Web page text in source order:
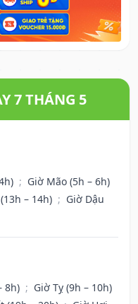
7 THÁNG 5
; Giờ Mão (5h – 6h)
– 14h) ; Giờ Dậu
8h) ; Giờ Tỵ (9h – 10h)